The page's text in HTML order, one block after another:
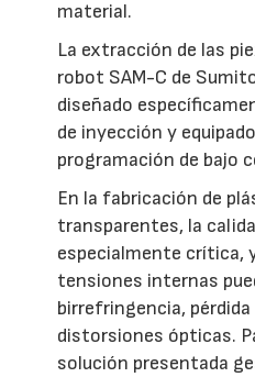
material.
La extracción de las
robot SAM-C de
diseñado
de inyección y
programación de bajo
En la fabricación de
transparentes, la
especialmente crítica,
tensiones internas
birrefringencia,
distorsiones ópticas.
solución presentada